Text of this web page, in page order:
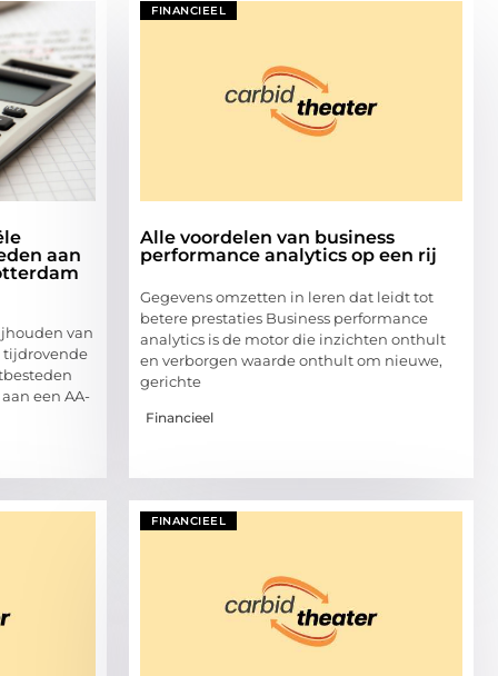
aan
van
tijdrovende
een AA-
FINANCIEEL
Alle voordelen van business
performance analytics op een rij
Gegevens omzetten in leren dat leidt tot
betere prestaties Business performance
analytics is de motor die inzichten onthult
en verborgen waarde onthult om nieuwe,
gerichte
Financieel
FINANCIEEL